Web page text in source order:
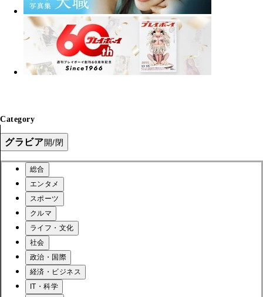
Category
グラビア開/閉
総合
エンタメ
スポーツ
クルマ
ライフ・文化
社会
政治・国際
経済・ビジネス
IT・科学